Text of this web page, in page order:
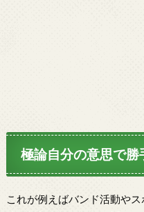
極論自分の意思で
これが例えばバンド活動や